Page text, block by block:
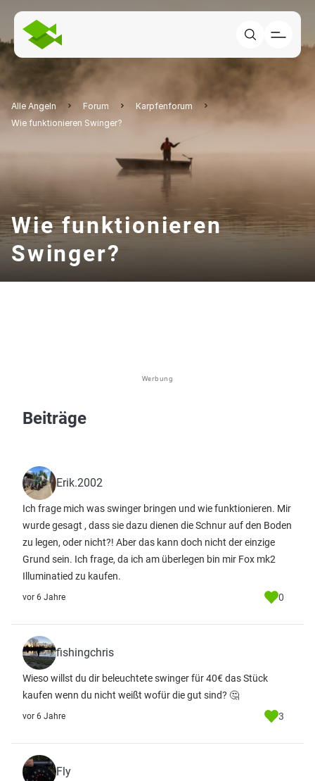
Alle Angeln Forum
Karpfenforum
Wie funktionieren Swinger?
Wie funktionieren
Swinger?
Werbung
Beiträge
Erik.2002
Ich frage mich was swinger bringen und wie funktionieren. Mir
wurde gesagt , dass sie dazu dienen die Schnur auf den Boden
zu legen, oder nicht?! Aber das kann doch nicht der einzige
Grund sein. Ich frage, da ich am überlegen bin mir Fox mk2
Illuminatied zu kaufen.
vor 6 Jahre 0
fishingchris
Wieso willst du dir beleuchtete swinger für 40€ das Stück
kaufen wenn du nicht weißt wofür die gut sind? 🤔
vor 6 Jahre 3
Fly